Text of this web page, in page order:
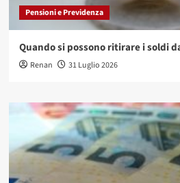
Pensioni e Previdenza
Quando si possono ritirare i soldi
Renan 31 Luglio 2026